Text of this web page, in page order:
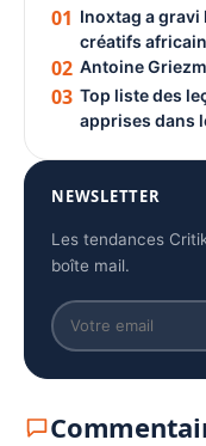
01 Inoxtag a gravi
créatifs
02 Antoine
03 Top liste des
apprises dans
NEWSLETTER
Les tendances
boîte mail.